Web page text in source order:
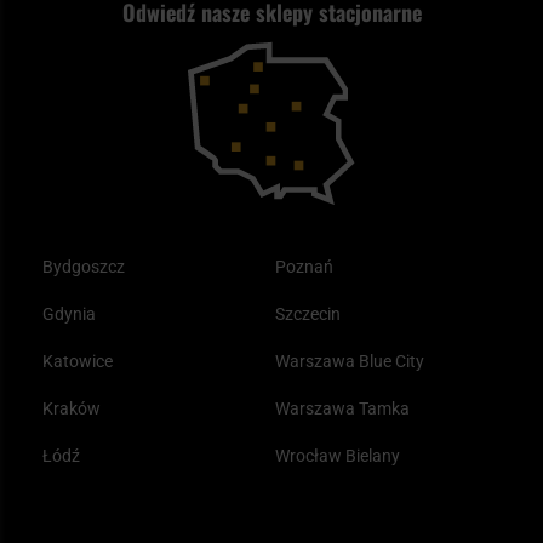
Reklamacje i gwarancja
Odwiedź nasze sklepy stacjonarne
Bydgoszcz
Gdynia
Katowice
Kraków
Łódź
Poznań
Szczecin
Warszawa Blue City
Warszawa Tamka
Wrocław Bielany
Kupony i kody rabatowe
Plecak ewakuacyjny preppersa
Samoobrona